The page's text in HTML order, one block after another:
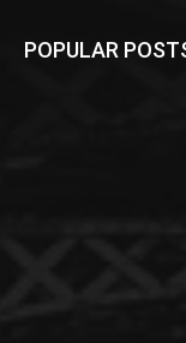
POPULAR